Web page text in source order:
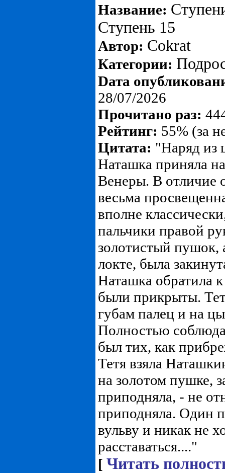
Название:
Ступень 15
Автор: Cokrat
Категории:
Dата
28/07/2026
Прочитано раз:
Рейтинг: 55% (за
Цитата: "Наряд из
Наташка приняла
Венеры. В отличие
весьма
вполне
пальчики правой
золотистый пушок,
локте, была
Наташка обратила
были прикрыты.
губам палец и на
Полностью
был тих, как
Тетя взяла
на золотом пушке,
приподняла, - не
приподняла. Один
вульву и никак не
расставаться...."
[ Читать